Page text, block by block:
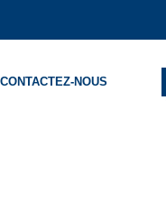
CONTACTEZ-NOUS